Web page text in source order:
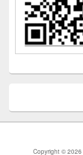
Copyright © 2026